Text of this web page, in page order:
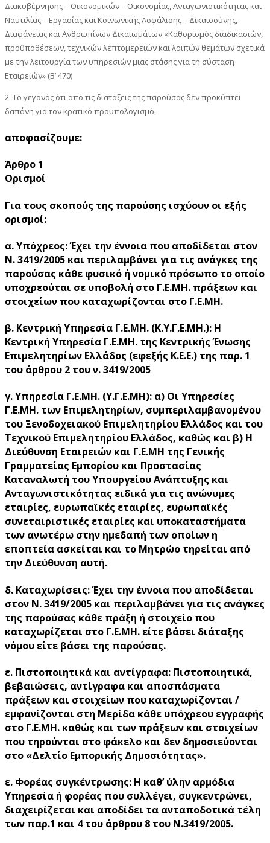
Διακυβέρνησης – Οικονομικών – Οικονομίας, Ανταγωνιστικότητας και
Ναυτιλίας – Εργασίας και Κοινωνικής Ασφάλισης – Δικαιοσύνης,
Διαφάνειας και Ανθρωπίνων Δικαιωμάτων «Καθορισμός διαδικασιών,
προϋποθέσεων, τεχνικών λεπτομερειών και λοιπών θεμάτων σχετικά
με την λειτουργία των υπηρεσιών μιας στάσης για τη σύσταση
Εταιρειών» (Β’ 470)
2. Το γεγονός ότι από τις διατάξεις της παρούσας δεν προκύπτει
δαπάνη για τον κρατικό προϋπολογισμό,
αποφασίζουμε:
Άρθρο 1
Ορισμοί
Για τους σκοπούς της παρούσης ισχύουν οι εξής
ορισμοί:
α. Υπόχρεος: Έχει την έννοια που αποδίδεται στον
Ν. 3419/2005 και περιλαμβάνει για τις ανάγκες της
παρούσας κάθε φυσικό ή νομικό πρόσωπο το οποίο
υποχρεούται σε υποβολή στο Γ.Ε.ΜΗ. πράξεων και
στοιχείων που καταχωρίζονται στο Γ.Ε.ΜΗ.
β. Κεντρική Υπηρεσία Γ.Ε.ΜΗ. (Κ.Υ.Γ.Ε.ΜΗ.): Η
Κεντρική Υπηρεσία Γ.Ε.ΜΗ. της Κεντρικής Ένωσης
Επιμελητηρίων Ελλάδος (εφεξής Κ.Ε.Ε.) της παρ. 1
του άρθρου 2 του ν. 3419/2005
γ. Υπηρεσία Γ.Ε.ΜΗ. (Υ.Γ.Ε.ΜΗ): α) Οι Υπηρεσίες
Γ.Ε.ΜΗ. των Επιμελητηρίων, συμπεριλαμβανομένου
του Ξενοδοχειακού Επιμελητηρίου Ελλάδος και του
Τεχνικού Επιμελητηρίου Ελλάδος, καθώς και β) Η
Διεύθυνση Εταιρειών και Γ.Ε.ΜΗ της Γενικής
Γραμματείας Εμπορίου και Προστασίας
Καταναλωτή του Υπουργείου Ανάπτυξης και
Ανταγωνιστικότητας ειδικά για τις ανώνυμες
εταιρίες, ευρωπαϊκές εταιρίες, ευρωπαϊκές
συνεταιριστικές εταιρίες και υποκαταστήματα
των ανωτέρω στην ημεδαπή των οποίων η
εποπτεία ασκείται και το Μητρώο τηρείται από
την Διεύθυνση αυτή.
δ. Καταχωρίσεις: Έχει την έννοια που αποδίδεται
στον Ν. 3419/2005 και περιλαμβάνει για τις ανάγκες
της παρούσας κάθε πράξη ή στοιχείο που
καταχωρίζεται στο Γ.Ε.ΜΗ. είτε βάσει διάταξης
νόμου είτε βάσει της παρούσας.
ε. Πιστοποιητικά και αντίγραφα: Πιστοποιητικά,
βεβαιώσεις, αντίγραφα και αποσπάσματα
πράξεων και στοιχείων που καταχωρίζονται /
εμφανίζονται στη Μερίδα κάθε υπόχρεου εγγραφής
στο Γ.Ε.ΜΗ. καθώς και των πράξεων και στοιχείων
που τηρούνται στο φάκελο και δεν δημοσιεύονται
στο «Δελτίο Εμπορικής Δημοσιότητας».
ε. Φορέας συγκέντρωσης: Η καθ’ ύλην αρμόδια
Υπηρεσία ή φορέας που συλλέγει, συγκεντρώνει,
διαχειρίζεται και αποδίδει τα ανταποδοτικά τέλη
των παρ.1 και 4 του άρθρου 8 του Ν.3419/2005.